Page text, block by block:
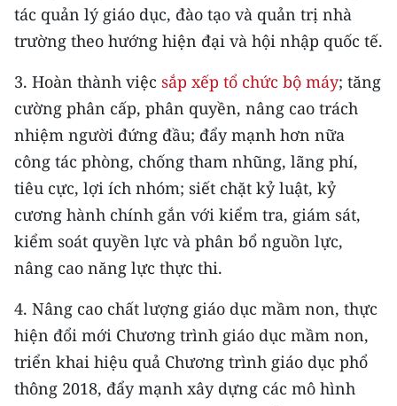
Media Y tế
Media Khoa học - Công nghệ
Media Môi trường
Ảnh
Infographic
TIN MỚI
TIN ĐỊA PHƯƠNG
Trung du và miền núi phía Bắc
Đồng bằng sông Hồng
Bắc Trung Bộ
tác quản lý giáo dục, đào tạo và quản trị nhà
trường theo hướng hiện đại và hội nhập quốc tế.
3. Hoàn thành việc sắp xếp tổ chức bộ máy; tăng
cường phân cấp, phân quyền, nâng cao trách
nhiệm người đứng đầu; đẩy mạnh hơn nữa
công tác phòng, chống tham nhũng, lãng phí,
tiêu cực, lợi ích nhóm; siết chặt kỷ luật, kỷ
cương hành chính gắn với kiểm tra, giám sát,
kiểm soát quyền lực và phân bổ nguồn lực,
nâng cao năng lực thực thi.
4. Nâng cao chất lượng giáo dục mầm non, thực
hiện đổi mới Chương trình giáo dục mầm non,
triển khai hiệu quả Chương trình giáo dục phổ
thông 2018, đẩy mạnh xây dựng các mô hình